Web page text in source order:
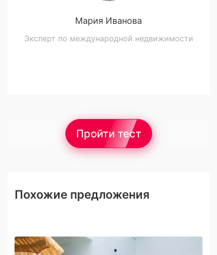
Мария Иванова
Эксперт по международной недвижимости
Пройти тест
Похожие предложения